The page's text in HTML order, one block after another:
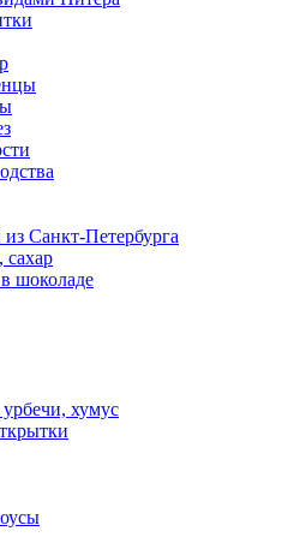
Санкт-Петербурга
сахар
шоколаде
хумус